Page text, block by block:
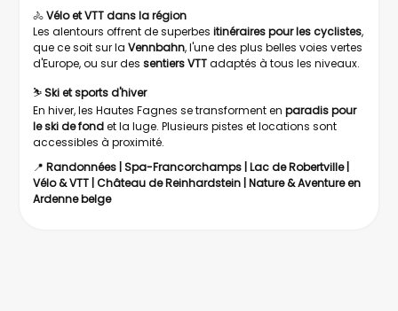
🚴Vélo et VTT dans la région
Les alentours offrent de superbes itinéraires pour les cyclistes,
que ce soit sur la Vennbahn, l'une des plus belles voies vertes
d'Europe, ou sur des sentiers VTTadaptés à tous les niveaux.
⛷️Ski et sports d'hiver
En hiver, les Hautes Fagnes se transforment en paradis pour
le ski de fondet la luge. Plusieurs pistes et locations sont
accessibles à proximité.
📍 Randonnées | Spa-Francorchamps | Lac de Robertville |
Vélo & VTT | Château de Reinhardstein | Nature & Aventure en
Ardenne belge